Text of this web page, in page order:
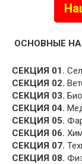
ОСНОВНЫЕ
СЕКЦИЯ 01.
СЕКЦИЯ 02.
СЕКЦИЯ 03.
СЕКЦИЯ 04.
СЕКЦИЯ 05.
СЕКЦИЯ 06.
СЕКЦИЯ 07.
СЕКЦИЯ 08.